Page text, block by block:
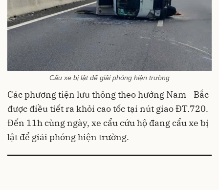
Cẩu xe bị lật để giải phóng hiện trường
Các phương tiện lưu thông theo hướng Nam - Bắc
được điều tiết ra khỏi cao tốc tại nút giao ĐT.720.
Đến 11h cùng ngày, xe cẩu cứu hộ đang cẩu xe bị
lật để giải phóng hiện trường.